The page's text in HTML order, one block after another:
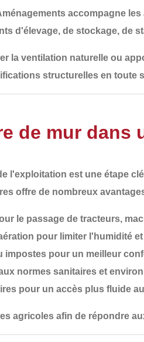
accompagne
d'élevage, de stockage, de
la ventilation naturelle ou
structurelles en toute
de mur dans
l'exploitation est une étape
offre de nombreux
le passage de tracteurs,
pour limiter l'humidité
impostes pour un meilleur
normes sanitaires et
pour un accès plus fluide
agricoles afin de répondre